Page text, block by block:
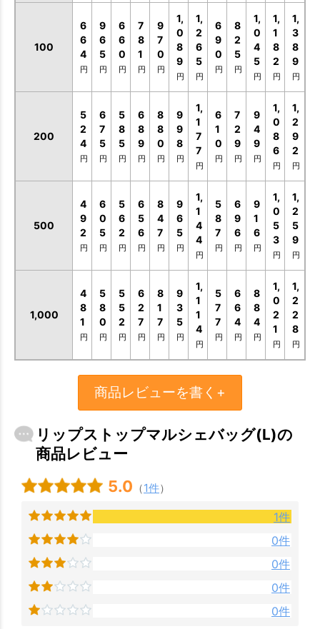
お買い物を続ける カートへ進む
100
6
6
4
円
9
6
5
円
6
6
0
円
7
8
1
円
9
7
0
円
1,
0
8
9
円
1,
2
6
5
円
6
9
0
円
8
2
5
円
1,
0
4
5
円
1,
1
8
2
円
1,
3
8
9
円
200
5
2
4
円
6
7
5
円
5
8
5
円
6
8
9
円
8
8
0
円
9
9
8
円
1,
1
7
7
円
6
1
0
円
7
2
9
円
9
4
9
円
1,
0
8
6
円
1,
2
9
2
円
500
4
9
2
円
6
0
5
円
5
6
2
円
6
5
6
円
8
4
7
円
9
6
5
円
1,
1
4
4
円
5
8
7
円
6
9
6
円
9
1
6
円
1,
0
5
3
円
1,
2
5
9
円
1,000
4
8
1
円
5
8
0
円
5
5
2
円
6
2
7
円
8
1
7
円
9
3
5
円
1,
1
1
4
円
5
7
7
円
6
6
4
円
8
8
4
円
1,
0
2
1
円
1,
2
2
8
円
商品レビューを書く+
リップストップマルシェバッグ(L)の
商品レビュー
5.0 （1件）
1件
0件
0件
0件
0件